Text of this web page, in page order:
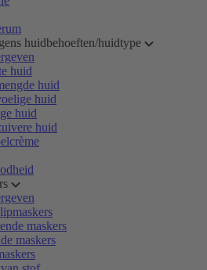
huidbehoeften/huidtype
huid
huid
huid
huid
huid
maskers
maskers